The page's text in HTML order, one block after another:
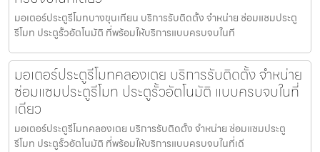
มอเตอร์ประตูรีโมทบางขุนเทียน บริการรับติดตั้ง จำหน่าย ซ่อมแซมประตู
รีโมท ประตูรั้วอัตโนมัติ ที่พร้อมให้บริการแบบครบจบในที
มอเตอร์ประตูรีโมทคลองเตย บริการรับติดตั้ง จำหน่าย
ซ่อมแซมประตูรีโมท ประตูรั้วอัตโนมัติ แบบครบจบในที่
เดียว
มอเตอร์ประตูรีโมทคลองเตย บริการรับติดตั้ง จำหน่าย ซ่อมแซมประตู
รีโมท ประตูรั้วอัตโนมัติ ที่พร้อมให้บริการแบบครบจบในที่เดี